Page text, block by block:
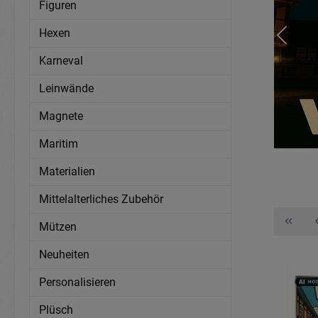
Figuren
Hexen
Karneval
Leinwände
Magnete
Maritim
Materialien
Mittelalterliches Zubehör
Mützen
Neuheiten
Personalisieren
Plüsch